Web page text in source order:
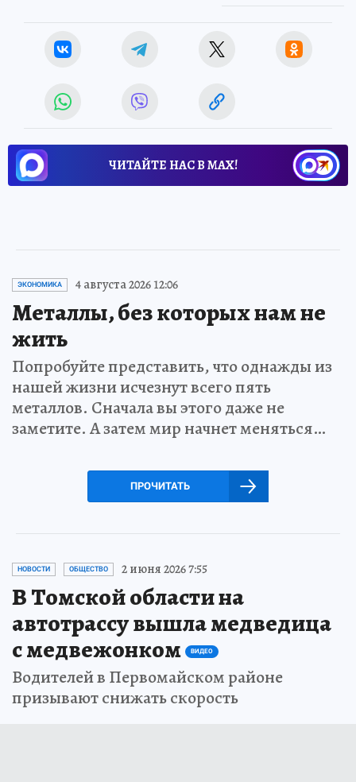
ЧИТАЙТЕ НАС В МАХ!
ЭКОНОМИКА 4 августа 2026 12:06
Металлы, без которых нам не
жить
Попробуйте представить, что однажды из
нашей жизни исчезнут всего пять
металлов. Сначала вы этого даже не
заметите. А затем мир начнет меняться…
ПРОЧИТАТЬ
НОВОСТИ ОБЩЕСТВО 2 июня 2026 7:55
В Томской области на
автотрассу вышла медведица
с медвежонком
ВИДЕО
Водителей в Первомайском районе
призывают снижать скорость